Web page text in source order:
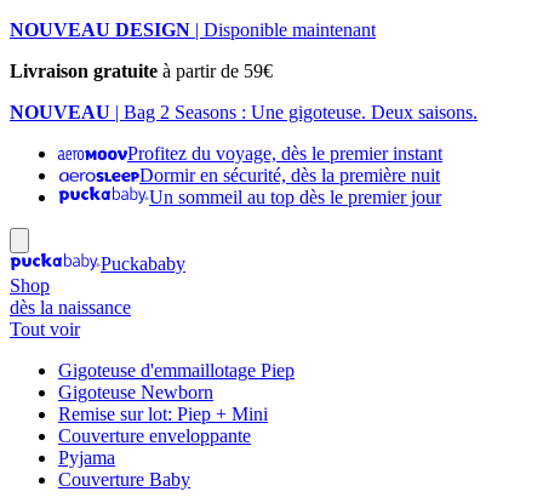
NOUVEAU DESIGN | Disponible maintenant
Livraison gratuite à partir de 59€
NOUVEAU | Bag 2 Seasons : Une gigoteuse. Deux saisons.
Profitez du voyage, dès le premier instant
Dormir en sécurité, dès la première nuit
Un sommeil au top dès le premier jour
Puckababy
Shop
dès la naissance
Tout voir
Gigoteuse d'emmaillotage Piep
Gigoteuse Newborn
Remise sur lot: Piep + Mini
Couverture enveloppante
Pyjama
Couverture Baby